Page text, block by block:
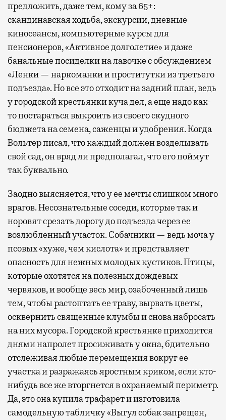
предложить, даже тем, кому за 65+:
скандинавская ходьба, экскурсии, дневные
киносеансы, компьютерные курсы для
пенсионеров, «Активное долголетие» и даже
банальные посиделки на лавочке с обсуждением
«Ленки — наркоманки и проститутки из третьего
подъезда». Но все это отходит на задний план, ведь
у городской крестьянки куча дел, а еще надо как-
то постараться выкроить из своего скудного
бюджета на семена, саженцы и удобрения. Когда
Вольтер писал, что каждый должен возделывать
свой сад, он вряд ли предполагал, что его поймут
так буквально.
Заодно выясняется, что у ее мечты слишком много
врагов. Несознательные соседи, которые так и
норовят срезать дорогу до подъезда через ее
возлюбленный участок. Собачники — ведь моча у
псовых «хуже, чем кислота» и представляет
опасность для нежных молодых кустиков. Птицы,
которые охотятся на полезных дождевых
червяков, и вообще весь мир, озабоченный лишь
тем, чтобы растоптать ее траву, вырвать цветы,
осквернить священные клумбы и снова набросать
на них мусора. Городской крестьянке приходится
днями напролет просиживать у окна, бдительно
отслеживая любые перемещения вокруг ее
участка и разражаясь яростным криком, если кто-
нибудь все же вторгнется в охраняемый периметр.
Да, это она купила трафарет и изготовила
самодельную табличку «Выгул собак запрещен,